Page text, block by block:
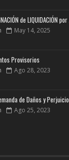
de LIQUIDACIÓN
May 14, 2025
Provisorios
Ago 28, 2023
de Daños y
Ago 25, 2023